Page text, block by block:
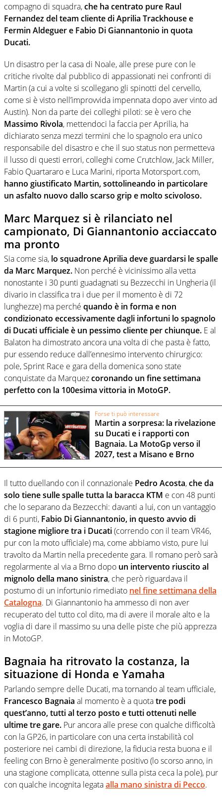
compagno di squadra,che ha centrato pure Raul
Fernandez del team cliente di Aprilia Trackhouse e
Fermin Aldeguer e Fabio Di Giannantonio in quota
Ducati.
Un disastro per la casa di Noale, alle prese pure con le
critiche rivolte dal pubblico di appassionati nei confronti di
Martin (a cui a volte si scollegano gli spinotti del cervello,
come si è visto nell’improvvida impennata dopo aver vinto ad
Austin). Non da parte dei colleghi piloti: se è vero che
Massimo Rivola, mettendoci la faccia per Aprilia, ha
dichiarato senza mezzi termini che lo spagnolo era unico
responsabile del disastro e che il suo status non permetteva
il lusso di questi errori, colleghi come Crutchlow, Jack Miller,
Fabio Quartararo e Luca Marini, riporta Motorsport.com,
hanno giustificato Martin, sottolineando in particolare
un asfalto nuovo dallo scarso grip e molto scivoloso.
Marc Marquez si è rilanciato nel
campionato, Di Giannantonio acciaccato
ma pronto
Sia come sia, lo squadrone Aprilia deve guardarsi le spalle
da Marc Marquez. Non perché è vicinissimo alla vetta
nonostante i 30 punti guadagnati su Bezzecchi in Ungheria (il
divario in classifica tra i due per il momento è di 72
lunghezze) ma perché quando è in forma e non
condizionato eccessivamente dagli infortuni lo spagnolo
di Ducati ufficiale è un pessimo cliente per chiunque. E al
Balaton ha dimostrato ancora una volta di che pasta è fatto,
pur essendo reduce dall’ennesimo intervento chirurgico:
pole, Sprint Race e gara della domenica sono state
conquistate da Marquezcoronando un fine settimana
perfetto con la 100esima vittoria in MotoGP.
Forse ti può interessare
Martin a sorpresa: la rivelazione
su Ducati e i rapporti con
Bagnaia. La MotoGp verso il
2027, test a Misano e Brno
Il tutto duellando con il connazionale Pedro Acosta,che da
solo tiene sulle spalle tutta la baracca KTM e con 48 punti
che lo separano da Bezzecchi: davanti a lui, con un vantaggio
di 6 punti, Fabio Di Giannantonio, in questo avvio di
stagione migliore tra i Ducati(correndo con il team VR46,
pur con la moto ufficiale) ma, come abbiamo visto, pure lui
travolto da Martin nella precedente gara. Il romano però sarà
regolarmente al via a Brno dopo un intervento riuscito al
mignolo della mano sinistra, che però riguardava il
postumo di un infortunio rimediato nel fine settimana della
Catalogna. Di Giannantonio ha ammesso di non aver
recuperato del tutto col dito, ma di avere il morale alto e la
voglia di dare il massimo su una delle piste che più apprezza
in MotoGP.
Bagnaia ha ritrovato la costanza, la
situazione di Honda e Yamaha
Parlando sempre delle Ducati, ma tornando al team ufficiale,
Francesco Bagnaia al momento è a quotatre podi
quest’anno, tutti al terzo posto e tutti ottenuti nelle
ultime tre gare. Pur ancora alle prese con qualche difficoltà
con la GP26, in particolare con una certa instabilità col
posteriore nei cambi di direzione, la fiducia resta buona e il
feeling con Brno è generalmente positivo (lo scorso anno, in
una stagione complicata, ottenne sulla pista ceca la pole), pur
con qualche incognita legataalla mano sinistra di Pecco.